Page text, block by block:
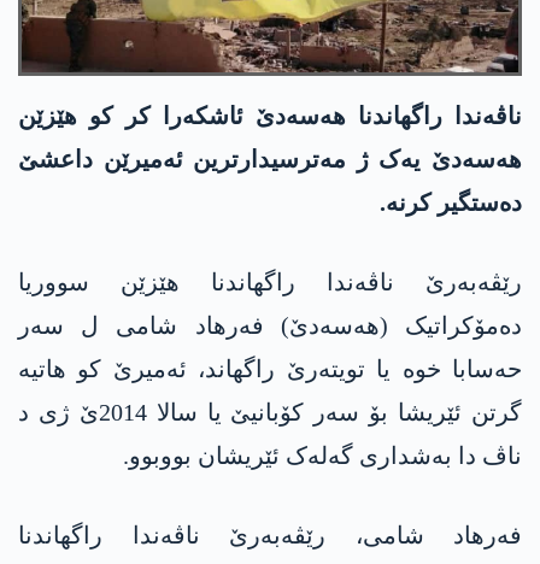
ناڤەندا راگھاندنا ھەسەدێ ئاشکەرا کر کو ھێزێن
ھەسەدێ یەک ژ مەترسیدارترین ئەمیرێن داعشێ
دەستگیر کرنە.
رێڤەبەرێ ناڤەندا راگھاندنا ھێزێن سووریا
دەمۆکراتیک (ھەسەدێ) فەرھاد شامی ل سەر
حەسابا خوە یا تویتەرێ راگھاند، ئەمیرێ کو ھاتیە
گرتن ئێریشا بۆ سەر کۆبانیێ یا سالا 2014ێ ژی د
ناڤ دا بەشداری گەلەک ئێریشان بووبوو.
فەرھاد شامی، رێڤەبەرێ ناڤەندا راگھاندنا